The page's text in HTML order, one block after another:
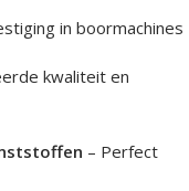
in boormachines
kwaliteit en
– Perfect